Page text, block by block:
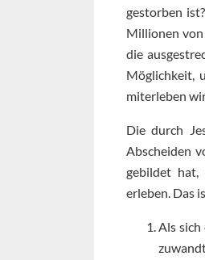
gestorben
Millionen von
die
Möglichkeit,
miterleben
Die durch
Abscheiden
gebildet hat,
erleben. Das
Als